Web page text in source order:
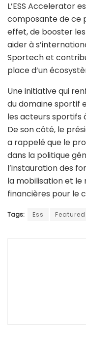
L’ESS Accelerator
composante de ce
effet, de booster
aider à
Sportech et
place d’un
Une initiative qui
du domaine sportif
les acteurs sportifs
De son côté, le
a rappelé que le
dans la politique
l’instauration des
la mobilisation et
financières pour le
Tags: Ess Featured